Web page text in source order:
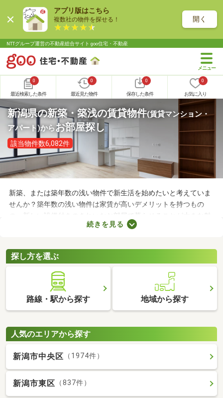
アプリ版はこちら
複数社の物件を探せる！ 開く
NTTグループ運営の不動産総合サイト goo住宅・不動産
0
最近検索した条件
0
最近見た物件
0
保存した条件
0
お気に入り
新潟県の新築・築浅の賃貸物件(賃貸マンション・
アパート)からお部屋探し
該当物件数6,082件
新築、または築年数の浅い物件で新生活を始めたいと考えていま
せんか？築年数の浅い物件は家賃が高いデメリットを持つもの
の、新しい設備付きのきれいなお部屋で暮らせることが大きな魅
力。なかには家賃を抑えた物件もあるので、無理なく借りられる
なるお部屋を見つけてみてください。
続きを見る
探し方を選ぶ
路線・駅から探す 地域から探す
人気のエリアから探す
新潟市中央区 （1974件）
新潟市東区 （837件）